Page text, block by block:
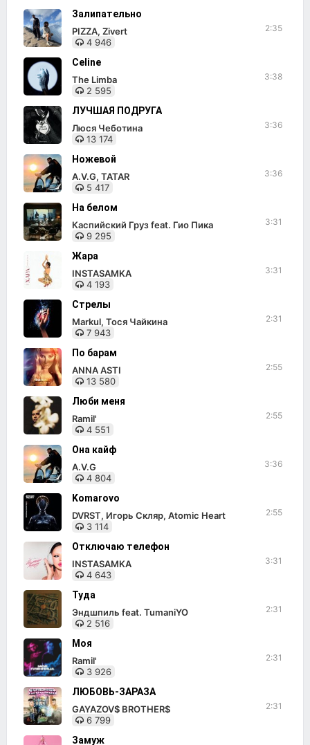
Залипательно
PIZZA, Zivert
4 946
2:35
Celine
The Limba
2 595
3:38
ЛУЧШАЯ ПОДРУГА
Люся Чеботина
13 174
3:36
Ножевой
A.V.G, TATAR
5 417
3:36
На белом
Каспийский Груз feat. Гио Пика
9 295
3:31
Жара
INSTASAMKA
4 193
3:31
Стрелы
Markul, Тося Чайкина
7 943
2:31
По барам
ANNA ASTI
13 580
2:55
Люби меня
Ramil'
4 551
2:55
Она кайф
A.V.G
4 804
3:36
Komarovo
DVRST, Игорь Скляр, Atomic Heart
3 114
2:55
Отключаю телефон
INSTASAMKA
4 643
3:31
Туда
Эндшпиль feat. TumaniYO
2 516
2:31
Моя
Ramil'
3 926
2:31
ЛЮБОВЬ-ЗАРАЗА
GAYAZOV$ BROTHER$
6 799
2:31
Замуж